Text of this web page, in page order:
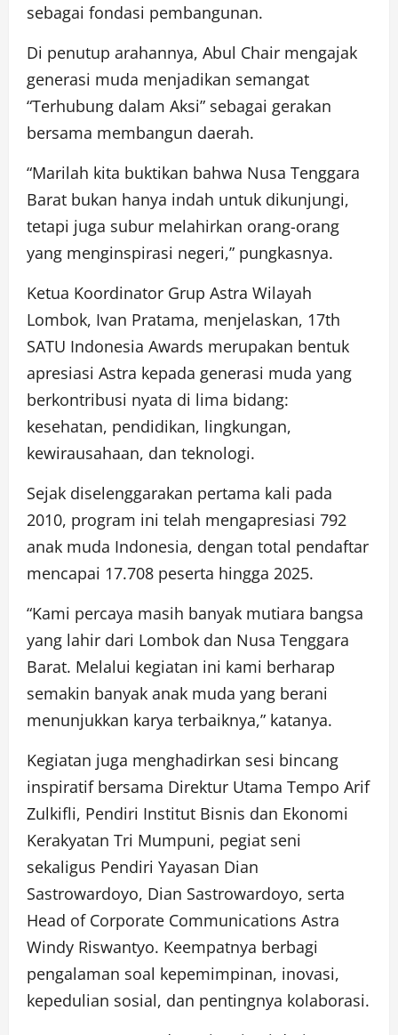
sebagai fondasi pembangunan.
Di penutup arahannya, Abul Chair mengajak
generasi muda menjadikan semangat
“Terhubung dalam Aksi” sebagai gerakan
bersama membangun daerah.
“Marilah kita buktikan bahwa Nusa Tenggara
Barat bukan hanya indah untuk dikunjungi,
tetapi juga subur melahirkan orang-orang
yang menginspirasi negeri,” pungkasnya.
Ketua Koordinator Grup Astra Wilayah
Lombok, Ivan Pratama, menjelaskan, 17th
SATU Indonesia Awards merupakan bentuk
apresiasi Astra kepada generasi muda yang
berkontribusi nyata di lima bidang:
kesehatan, pendidikan, lingkungan,
kewirausahaan, dan teknologi.
Sejak diselenggarakan pertama kali pada
2010, program ini telah mengapresiasi 792
anak muda Indonesia, dengan total pendaftar
mencapai 17.708 peserta hingga 2025.
“Kami percaya masih banyak mutiara bangsa
yang lahir dari Lombok dan Nusa Tenggara
Barat. Melalui kegiatan ini kami berharap
semakin banyak anak muda yang berani
menunjukkan karya terbaiknya,” katanya.
Kegiatan juga menghadirkan sesi bincang
inspiratif bersama Direktur Utama Tempo Arif
Zulkifli, Pendiri Institut Bisnis dan Ekonomi
Kerakyatan Tri Mumpuni, pegiat seni
sekaligus Pendiri Yayasan Dian
Sastrowardoyo, Dian Sastrowardoyo, serta
Head of Corporate Communications Astra
Windy Riswantyo. Keempatnya berbagi
pengalaman soal kepemimpinan, inovasi,
kepedulian sosial, dan pentingnya kolaborasi.